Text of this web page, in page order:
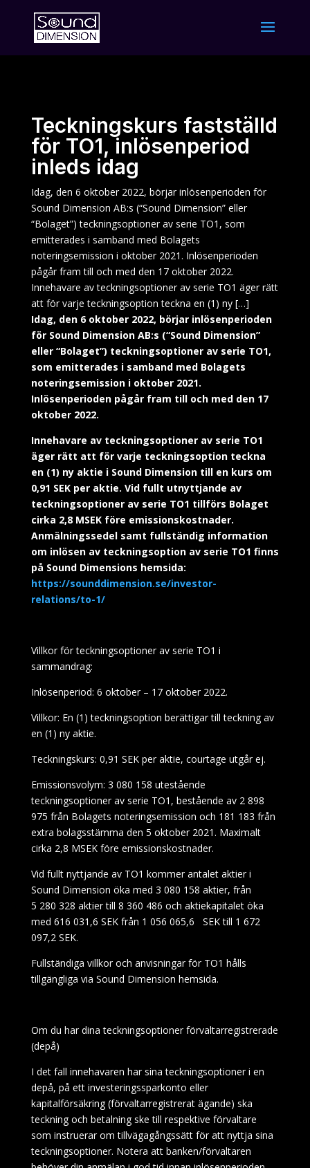
Teckningskurs fastställd
för TO1, inlösenperiod
inleds idag
Idag, den 6 oktober 2022, börjar inlösenperioden för
Sound Dimension AB:s (“Sound Dimension” eller
“Bolaget”) teckningsoptioner av serie TO1, som
emitterades i samband med Bolagets
noteringsemission i oktober 2021. Inlösenperioden
pågår fram till och med den 17 oktober 2022.
Innehavare av teckningsoptioner av serie TO1 äger rätt
att för varje teckningsoption teckna en (1) ny […]
Idag, den 6 oktober 2022, börjar inlösenperioden
för Sound Dimension AB:s (“Sound Dimension”
eller “Bolaget”) teckningsoptioner av serie TO1,
som emitterades i samband med Bolagets
noteringsemission i oktober 2021.
Inlösenperioden pågår fram till och med den 17
oktober 2022.
Innehavare av teckningsoptioner av serie TO1
äger rätt att för varje teckningsoption teckna
en (1) ny aktie i Sound Dimension till en kurs om
0,91 SEK per aktie. Vid fullt utnyttjande av
teckningsoptioner av serie TO1 tillförs Bolaget
cirka 2,8 MSEK före emissionskostnader.
Anmälningssedel samt fullständig information
om inlösen av teckningsoption av serie TO1 finns
på Sound Dimensions hemsida:
https://sounddimension.se/investor-
relations/to-1/
Villkor för teckningsoptioner av serie TO1 i
sammandrag:
Inlösenperiod: 6 oktober – 17 oktober 2022.
Villkor: En (1) teckningsoption berättigar till teckning av
en (1) ny aktie.
Teckningskurs: 0,91 SEK per aktie, courtage utgår ej.
Emissionsvolym: 3 080 158 utestående
teckningsoptioner av serie TO1, bestående av 2 898
975 från Bolagets noteringsemission och 181 183 från
extra bolagsstämma den 5 oktober 2021. Maximalt
cirka 2,8 MSEK före emissionskostnader.
Vid fullt nyttjande av TO1 kommer antalet aktier i
Sound Dimension öka med 3 080 158 aktier, från
5 280 328 aktier till 8 360 486 och aktiekapitalet öka
med 616 031,6 SEK från 1 056 065,6
SEK till 1 672
097,2 SEK.
Fullständiga villkor och anvisningar för TO1 hålls
tillgängliga via Sound Dimension hemsida.
Om du har dina teckningsoptioner förvaltarregistrerade
(depå)
I det fall innehavaren har sina teckningsoptioner i en
depå, på ett investeringssparkonto eller
kapitalförsäkring (förvaltarregistrerat ägande) ska
teckning och betalning ske till respektive förvaltare
som instruerar om tillvägagångssätt för att nyttja sina
teckningsoptioner. Notera att banken/förvaltaren